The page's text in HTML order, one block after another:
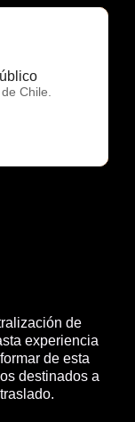
Chile.
de
experiencia
de esta
destinados a